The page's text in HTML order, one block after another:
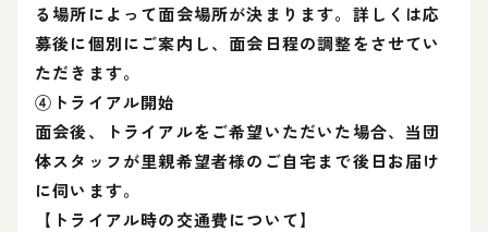
る場所によって面会場所が決まります。詳しくは応
募後に個別にご案内し、面会日程の調整をさせてい
ただきます。
④トライアル開始
面会後、トライアルをご希望いただいた場合、当団
体スタッフが里親希望者様のご自宅まで後日お届け
に伺います。
【トライアル時の交通費について】